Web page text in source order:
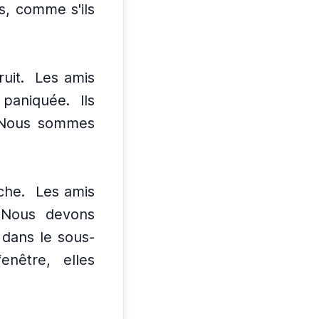
comme s'ils
Les amis
Ils
sommes
Les amis
devons
le sous-
elles